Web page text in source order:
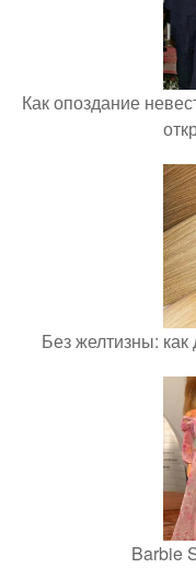
Как опоздание
Без желтизны:
Barbie